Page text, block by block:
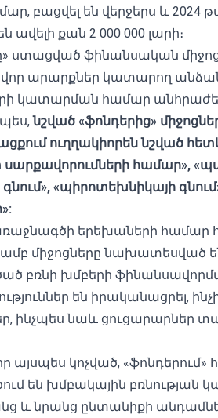
բացվել են վերջերս և 2024
ավելի քան 2 000 000 լարի։
ստացված ֆինանսական
արարքներ կատարող
կատարման համար
նշված «ֆոնդերից»
ուղղակիորեն նշված
համար»,
«պիրոտեխնիկայի
երեխաների համար
միջոցները նախատեսված են
բռնի խմբերի
են իրականացրել,
ինչպես նաև ցուցարարներ
այսպես կոչված,
են խմբակային բռնության
և նրանց ընտանիքի